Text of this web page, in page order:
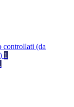
controllati (da
1